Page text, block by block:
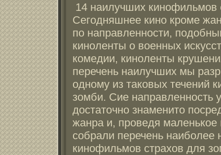
14 наилучших кинофильмов
Сегодняшнее кино кроме
по направленности,
киноленты о военных
комедии, киноленты
перечень наилучших мы
одному из таковых течений
зомби. Сие направленность
достаточно знаменито
жанра и, проведя
собрали перечень наиболее
кинофильмов страхов для